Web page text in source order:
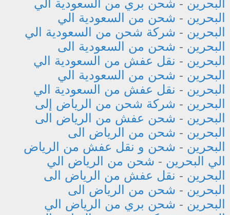
البحرين - شحن بري من السعودية الي
البحرين - شحن من السعودية الي
البحرين - شركة شحن من السعودية الي
البحرين - شحن من السعودية الى
البحرين - نقل عفش من السعودية الي
البحرين - شحن من السعودية الي
البحرين - نقل عفش من السعودية الي
البحرين - شركة شحن من الرياض إلى
البحرين - شحن عفش من الرياض الى
البحرين - شحن من الرياض الى
البحرين - شحن و نقل عفش من الرياض
الي البحرين - شحن من الرياض الي
البحرين - نقل عفش من الرياض الى
البحرين - شحن من الرياض الى
البحرين - شحن بري من الرياض الي